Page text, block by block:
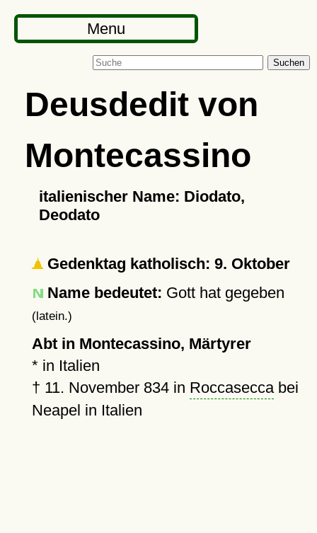
Menu
Suchen
Deusdedit von
Montecassino
italienischer Name: Diodato,
Deodato
Gedenktag katholisch: 9. Oktober
Name bedeutet: Gott hat gegeben
(latein.)
Abt in Montecassino, Märtyrer
* in Italien
† 11. November 834in Roccaseccabei
Neapel in Italien